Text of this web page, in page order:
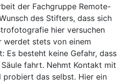
der Fachgruppe Remote-
des Stifters, dass sich
hier versuchen
werdet stets von einem
Es besteht keine Gefahr, dass
fahrt. Nehmt Kontakt mit
probiert das selbst. Hier ein